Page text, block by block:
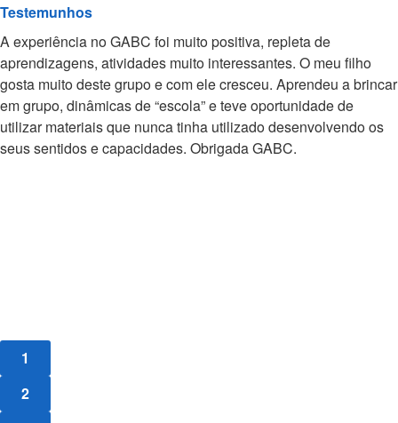
Testemunhos
A experiência no GABC foi muito positiva, repleta de
aprendizagens, atividades muito interessantes. O meu filho
gosta muito deste grupo e com ele cresceu. Aprendeu a brincar
em grupo, dinâmicas de “escola” e teve oportunidade de
utilizar materiais que nunca tinha utilizado desenvolvendo os
seus sentidos e capacidades. Obrigada GABC.
1
2